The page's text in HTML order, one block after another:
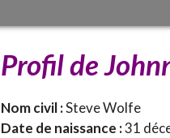
Profil de
Nom civil :Steve Wolfe
Date de naissance :31